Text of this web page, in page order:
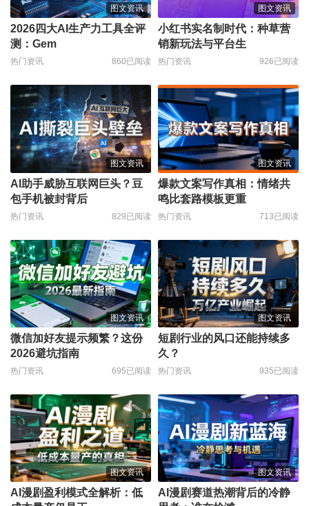
图文资讯
2026四大AI生产力工具全评
测：Gem
热门资讯 860已阅读
图文资讯
小红书实名制时代：种草营
销新玩法与平台生
热门资讯 926已阅读
图文资讯
AI助手威胁互联网巨头？豆
包手机被封背后
热门资讯 829已阅读
图文资讯
爆款文案写作真相：情绪共
鸣比套路模板更重
热门资讯 713已阅读
图文资讯
微信加好友提示频繁？这份
2026避坑指南
热门资讯 695已阅读
图文资讯
短剧行业的风口还能持续多
久？
热门资讯 935已阅读
图文资讯
AI漫剧盈利模式全解析：低
图文资讯
AI漫剧赛道热潮背后的冷静